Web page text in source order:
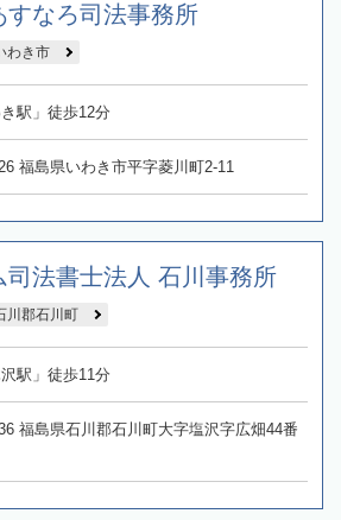
すなろ司法事務所
わき市
駅」徒歩12分
福島県いわき市平字菱川町2-11
司法書士法人 石川事務所
川郡石川町
駅」徒歩11分
福島県石川郡石川町大字塩沢字広畑44番